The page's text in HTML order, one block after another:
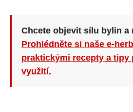
Chcete objevit sílu bylin a
Prohlédněte si naše e-
praktickými recepty a tipy
využití.